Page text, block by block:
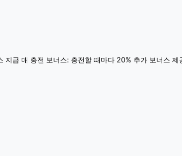
지급 매 충전 보너스: 충전할 때마다 20% 추가 보너스